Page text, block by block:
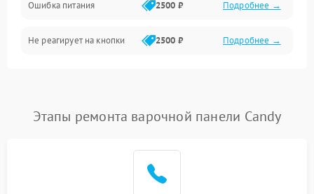
Ошибка питания 2500 ₽ Подробнее →
Не реагирует на кнопки 2500 ₽ Подробнее →
Этапы ремонта варочной панели Candy